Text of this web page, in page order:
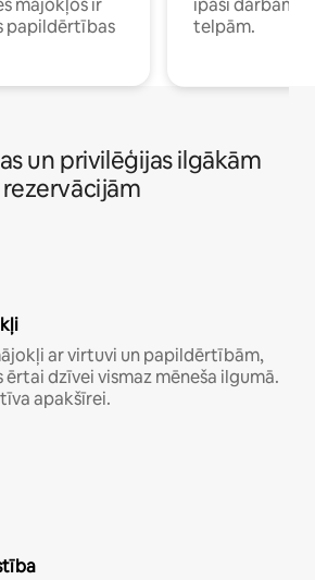
mājokļos ir
papildērtības
īpaši darbam
telpām.
un privilēģijas ilgākām
rezervācijām
ar virtuvi un papildērtībām,
ērtai dzīvei vismaz mēneša ilgumā.
apakšīrei.